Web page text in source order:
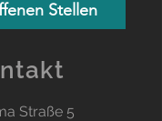
Stellen
Straße 5